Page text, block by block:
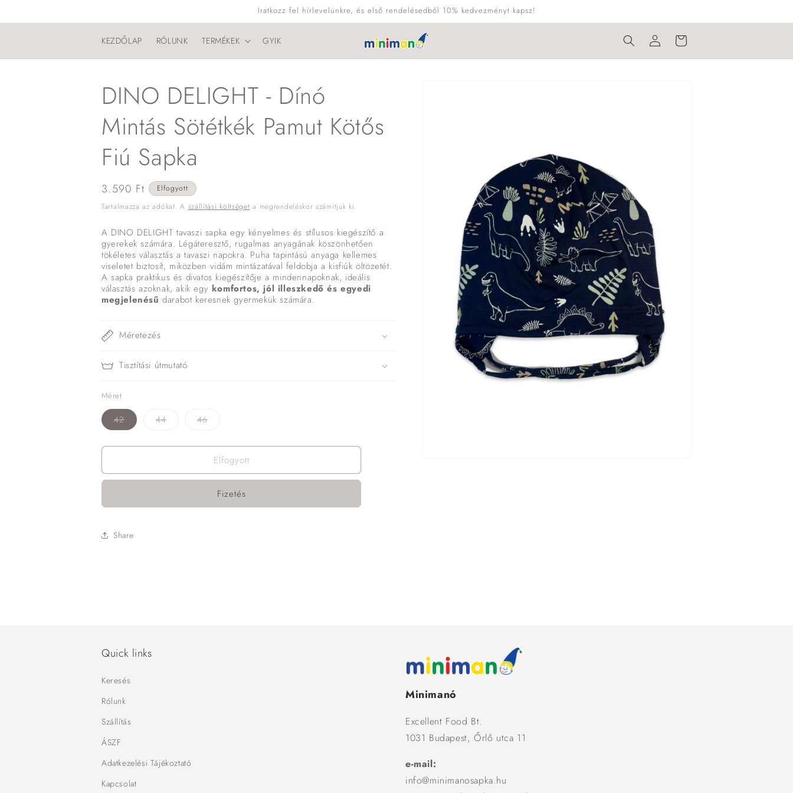
Iratkozz fel hírlevelünkre, és első rendelésedből 10% kedvezményt kapsz!
KEZDŐLAP RÓLUNK TERMÉKEK GYIK BejelentkezésKosár
DINO DELIGHT - Dínó
Mintás Sötétkék Pamut Kötős
Fiú Sapka
Normál
ár
3.590 Ft
Elfogyott
Tartalmazza az adókat. A szállítási költséget a megrendeléskor számítjuk ki.
A DINO DELIGHT tavaszi sapka egy kényelmes és stílusos kiegészítő a
gyerekek számára. Légáteresztő, rugalmas anyagának köszönhetően
tökéletes választás a tavaszi napokra. Puha tapintású anyaga kellemes
viseletet biztosít, miközben vidám mintázatával feldobja a kisfiúk öltözetét.
A sapka praktikus és divatos kiegészítője a mindennapoknak, ideális
választás azoknak, akik egy komfortos, jól illeszkedő és egyedi
megjelenésű darabot keresnek gyermekük számára.
Méretezés
Tisztítási útmutató
Méret
42A
változat
vagy
44A
vagy
46A
vagy
készleten
Elfogyott
Fizetés
Share
Quick links
Keresés
Rólunk
Szállítás
ÁSZF
Adatkezelési Tájékoztató
Kapcsolat
Minimanó
Excellent Food Bt.
1031 Budapest, Őrlő utca 11
e-mail:
info@minimanosapka.hu